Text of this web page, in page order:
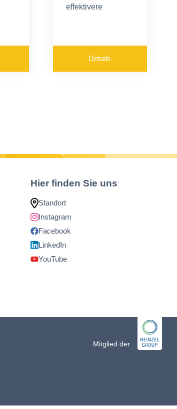
effektivere
Produktschutz
verbesserte
Nachhaltigkeit
Details
Hier finden Sie uns
Standort
Instagram
Facebook
LinkedIn
YouTube
Mitglied der